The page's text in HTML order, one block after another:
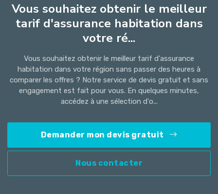
Vous souhaitez obtenir le meilleur
tarif d'assurance habitation dans
votre ré...
Vous souhaitez obtenir le meilleur tarif d'assurance
habitation dans votre région sans passer des heures à
comparer les offres ? Notre service de devis gratuit et sans
engagement est fait pour vous. En quelques minutes,
accédez à une sélection d'o...
Demander mon devis gratuit
Nous contacter